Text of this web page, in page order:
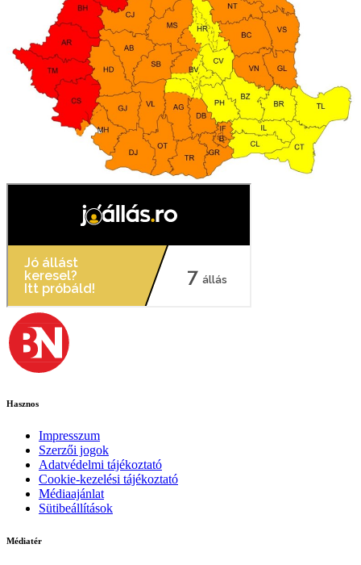
Hasznos
Impresszum
Szerzői jogok
Adatvédelmi tájékoztató
Cookie-kezelési tájékoztató
Médiaajánlat
Sütibeállítások
Médiatér